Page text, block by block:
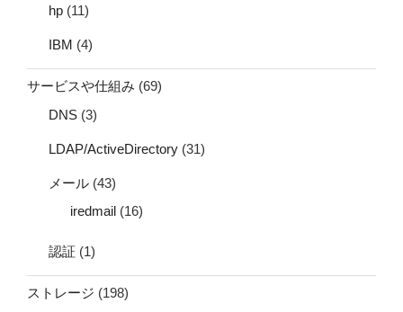
hp (11)
IBM (4)
サービスや仕組み (69)
DNS (3)
LDAP/ActiveDirectory (31)
メール (43)
iredmail (16)
認証 (1)
ストレージ (198)